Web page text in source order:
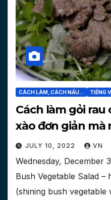
CÁCH LÀM, CÁCH NẤU... TIẾNG
Cách làm gỏi
xào đơn giản mà
JULY 10, 2022 VN
Wednesday, December
Bush Vegetable Salad –
(shining bush vegetable